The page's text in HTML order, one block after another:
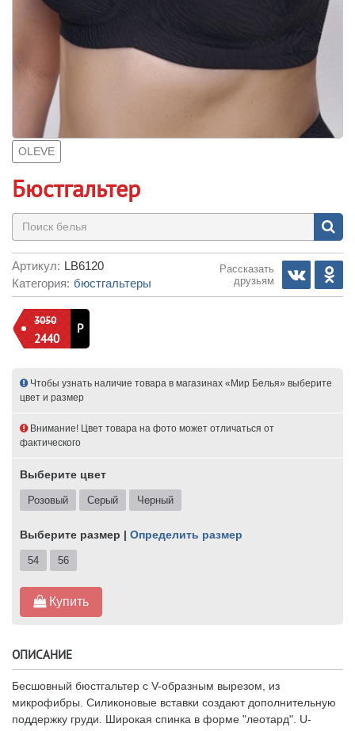
OLEVE
Бюстгальтер
Артикул: LB6120
Категория: бюстгальтеры
Рассказать
друзьям
3050
2440
Р
Чтобы узнать наличие товара в магазинах «Мир Белья» выберите
цвет и размер
Внимание! Цвет товара на фото может отличаться от
фактического
Выберите цвет
Розовый Серый Черный
Выберите размер | Определить размер
54 56
Купить
ОПИСАНИЕ
Бесшовный бюстгальтер с V-образным вырезом, из
микрофибры. Силиконовые вставки создают дополнительную
поддержку груди. Широкая спинка в форме "леотард". U-